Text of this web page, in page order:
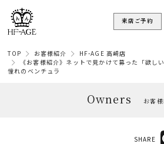
来店ご予約
TOP お客様紹介
HF-AGE 高崎店
《お客様紹介》ネットで見かけて募った「欲し
憧れのベンチュラ
Owners お客
SHARE